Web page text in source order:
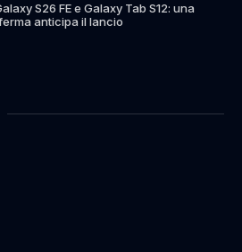
S26 FE e Galaxy Tab S12: una
anticipa il lancio